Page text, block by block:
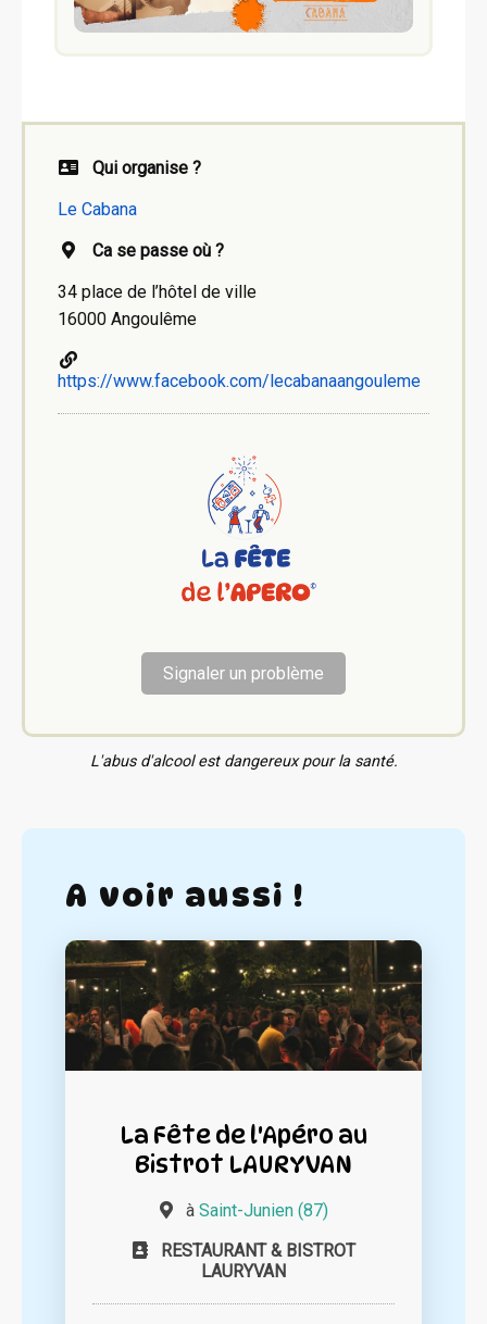
Qui organise ?
Le Cabana
Ca se passe où ?
34 place de l’hôtel de ville
16000 Angoulême
https://www.facebook.com/lecabanaangouleme
Signaler un problème
L'abus d'alcool est dangereux pour la santé.
A voir aussi !
La Fête de l'Apéro au
Bistrot LAURYVAN
à Saint-Junien (87)
RESTAURANT & BISTROT
LAURYVAN